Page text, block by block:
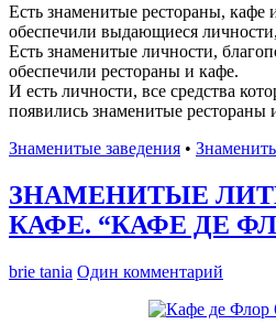
Есть знаменитые рестораны, кафе
обеспечили выдающиеся
Есть знаменитые личности,
обеспечили рестораны и кафе.
И есть личности, все средства
появились знаменитые рестораны
Знаменитые заведения •
ЗНАМЕНИТЫЕ
КАФЕ. “КАФЕ ДЕ
brie tania Один комментарий